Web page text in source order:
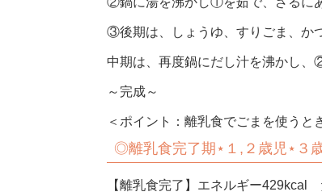
③後期は、しょうゆ、すりごま、か
中期は、再度鍋にだし汁を沸かし、
～完成～
＜ポイント：離乳食でごまを使うと
◎離乳食完了期⋆１,２歳児⋆３
【離乳食完了】エネルギー